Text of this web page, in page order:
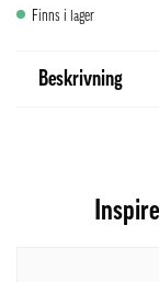
Finns i lager
Beskrivning